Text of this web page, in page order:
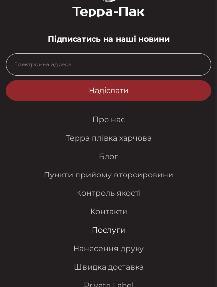
Підписатись на наші новини
Надіслати
Про нас
Терра плівка харчова
Блог
Пункти прийому вторсировини
Контроль якості
Контакти
Послуги
Нанесення друку
Швидка доставка
Private Label